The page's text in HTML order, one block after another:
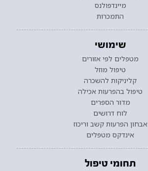
מיינדפולנס
התמכרות
שימושי
מטפלים לפי אזורים
טיפול מוזל
קליניקות להשכרה
טיפול בהפרעות אכילה
מדור הספרים
לוח דרושים
אבחון הפרעות קשב וריכוז
אינדקס מטפלים
תחומי טיפול